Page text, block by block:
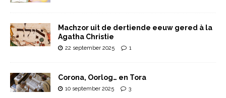
Machzor uit de dertiende eeuw gered à la
Agatha Christie
22 september 2025 1
Corona, Oorlog… en Tora
10 september 2025 3